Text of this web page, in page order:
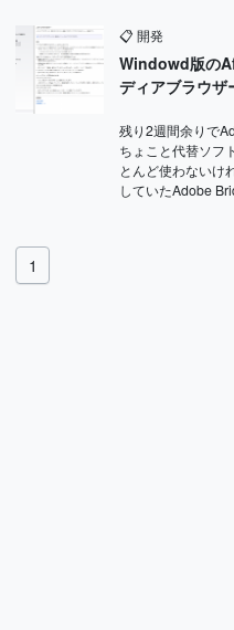
📋 開発
Windowd版の
ディアブラウザ
残り2週間余りで
ちょこと代替ソフ
とんど使わないけ
していたAdobe
1